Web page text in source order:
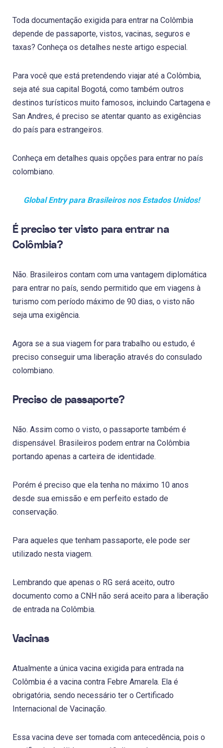
Toda documentação exigida para entrar na Colômbia
depende de passaporte, vistos, vacinas, seguros e
taxas? Conheça os detalhes neste artigo especial.
Para você que está pretendendo viajar até a Colômbia,
seja até sua capital Bogotá, como também outros
destinos turísticos muito famosos, incluindo Cartagena e
San Andres, é preciso se atentar quanto as exigências
do país para estrangeiros.
Conheça em detalhes quais opções para entrar no país
colombiano.
Global Entry para Brasileiros nos Estados Unidos!
É preciso ter visto para entrar na
Colômbia?
Não. Brasileiros contam com uma vantagem diplomática
para entrar no país, sendo permitido que em viagens à
turismo com período máximo de 90 dias, o visto não
seja uma exigência.
Agora se a sua viagem for para trabalho ou estudo, é
preciso conseguir uma liberação através do consulado
colombiano.
Preciso de passaporte?
Não. Assim como o visto, o passaporte também é
dispensável. Brasileiros podem entrar na Colômbia
portando apenas a carteira de identidade.
Porém é preciso que ela tenha no máximo 10 anos
desde sua emissão e em perfeito estado de
conservação.
Para aqueles que tenham passaporte, ele pode ser
utilizado nesta viagem.
Lembrando que apenas o RG será aceito, outro
documento como a CNH não será aceito para a liberação
de entrada na Colômbia.
Vacinas
Atualmente a única vacina exigida para entrada na
Colômbia é a vacina contra Febre Amarela. Ela é
obrigatória, sendo necessário ter o Certificado
Internacional de Vacinação.
Essa vacina deve ser tomada com antecedência, pois o